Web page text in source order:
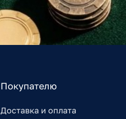
Покупателю
Доставка и оплата